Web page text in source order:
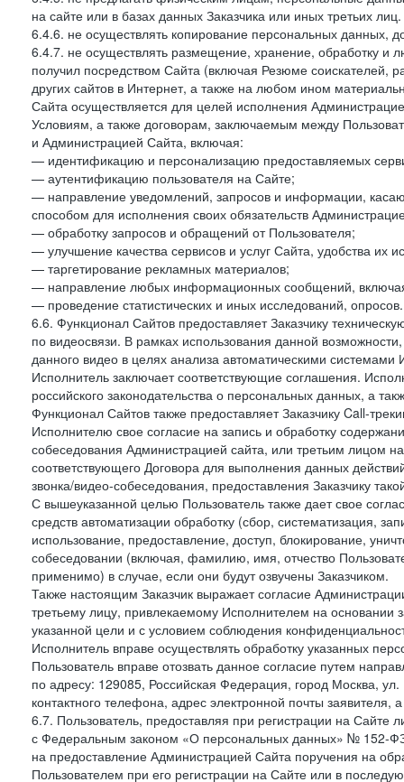
на сайте или в базах данных Заказчика или иных третьих лиц.
6.4.6. не осуществлять копирование персональных данных,
6.4.7. не осуществлять размещение, хранение, обработку и
получил посредством Сайта (включая Резюме
других сайтов в Интернет, а также на любом ином
Сайта осуществляется для целей исполнения
Условиям, а также договорам, заключаемым между
и Администрацией Сайта, включая:
— идентификацию и персонализацию предоставляемых
— аутентификацию пользователя на Сайте;
— направление уведомлений, запросов и информации,
способом для исполнения своих обязательств
— обработку запросов и обращений от Пользователя;
— улучшение качества сервисов и услуг Сайта, удобства их
— таргетирование рекламных материалов;
— направление любых информационных сообщений,
— проведение статистических и иных исследований, опросов.
6.6. Функционал Сайтов предоставляет Заказчику
по видеосвязи. В рамках использования данной
данного видео в целях анализа автоматическими
Исполнитель заключает соответствующие соглашения.
российского законодательства о персональных данных, а
Функционал Сайтов также предоставляет Заказчику Call-
Исполнителю свое согласие на запись и обработку
собеседования Администрацией сайта, или третьим лицом
соответствующего Договора для выполнения данных
звонка/видео-собеседования, предоставления Заказчику
С вышеуказанной целью Пользователь также дает свое
средств автоматизации обработку (сбор, систематизация,
использование, предоставление, доступ, блокирование,
собеседовании (включая, фамилию, имя, отчество
применимо) в случае, если они будут озвучены Заказчиком.
Также настоящим Заказчик выражает согласие
третьему лицу, привлекаемому Исполнителем на основании
указанной цели и с условием соблюдения
Исполнитель вправе осуществлять обработку указанных
Пользователь вправе отозвать данное согласие путем
по адресу: 129085, Российская Федерация, город Москва,
контактного телефона, адрес электронной почты
6.7. Пользователь, предоставляя при регистрации на
с Федеральным законом «О персональных данных» № 152-
на предоставление Администрацией Сайта поручения на
Пользователем при его регистрации на Сайте или в